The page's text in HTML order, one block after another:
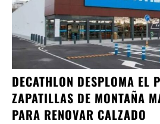
DECATHLON DESPLOMA EL
ZAPATILLAS DE MONTAÑA
PARA RENOVAR CALZADO